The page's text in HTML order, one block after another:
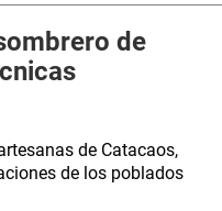
de
de Catacaos,
de los poblados